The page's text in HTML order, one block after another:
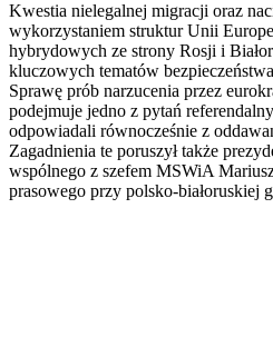
Kwestia nielegalnej migracji oraz
wykorzystaniem struktur Unii
hybrydowych ze strony Rosji i
kluczowych tematów
Sprawę prób narzucenia przez
podejmuje jedno z pytań
odpowiadali równocześnie z
Zagadnienia te poruszył także
wspólnego z szefem MSWiA
prasowego przy polsko-białoruskiej